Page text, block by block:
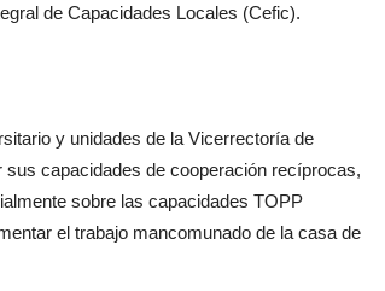
de Capacidades Locales (Cefic).
y unidades de la Vicerrectoría de
capacidades de cooperación recíprocas,
sobre las capacidades TOPP
el trabajo mancomunado de la casa de